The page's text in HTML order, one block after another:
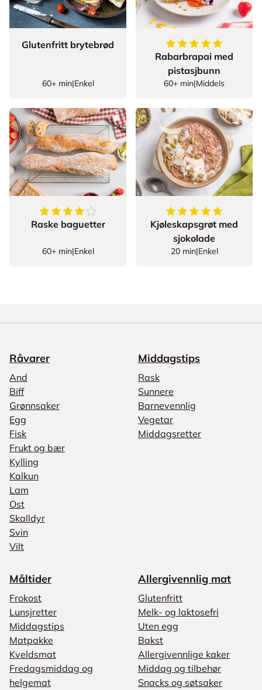
Glutenfritt brytebrød
60+ min|Enkel
5av5stjerner
Rabarbrapai med
pistasjbunn
60+ min|Middels
4.5av5 stjerner
Raske baguetter
60+ min|Enkel
5av5stjerner
Kjøleskapsgrøt med
sjokolade
20 min|Enkel
Råvarer
And
Biff
Grønnsaker
Egg
Fisk
Frukt og bær
Kylling
Kalkun
Lam
Ost
Skalldyr
Svin
Vilt
Middagstips
Rask
Sunnere
Barnevennlig
Vegetar
Middagsretter
Måltider
Frokost
Lunsjretter
Middagstips
Matpakke
Kveldsmat
Fredagsmiddag og
helgemat
Allergivennlig mat
Glutenfritt
Melk- og laktosefri
Uten egg
Bakst
Allergivennlige kaker
Middag og tilbehør
Snacks og søtsaker